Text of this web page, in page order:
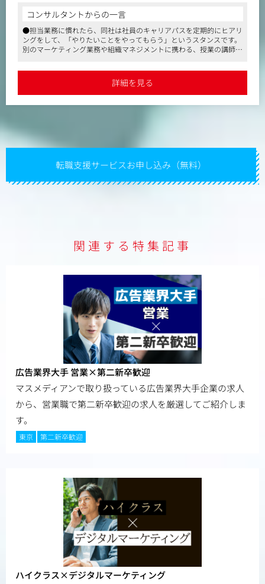
コを入れられておりません。
ユーザーがどこのページを見ているのか、どこでつまずい
て、なぜ離脱するのか、何をどう変えたらリード獲得に繋げ
られるのかを考え、実行部分については外部を使って制作を
したり、簡単なものであれば自分で更新いただきます。
コンサルタントからの一言
●担当業務に慣れたら、同社は社員のキャリアパスを定期的にヒアリ
ングをして、「やりたいことをやってもらう」というスタンスです。
別のマーケティング業務や組織マネジメントに携わる、授業の講師と
人が集まるため合理的な社風で、裁量と自由を与え、主体的に動けま
●給料面の待遇よし、残業5～10時間程度／月、リモートワーク・副
業OK、MBA取得支援制度ありなど、長く働きやすい環境です
詳細を見る
転職支援サービスお申し込み（無料）
関連する特集記事
広告業界大手 営業×第二新卒歓迎
マスメディアンで取り扱っている広告業界大手企業の求人
から、営業職で第二新卒歓迎の求人を厳選してご紹介しま
す。
東京 第二新卒歓迎
ハイクラス×デジタルマーケティング